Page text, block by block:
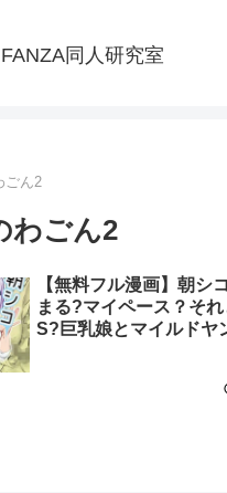
FANZA同人研究室
ごん2
わごん2
【無料フル漫画】朝シ
まる?マイペース？そ
S?巨乳娘とマイルドヤ